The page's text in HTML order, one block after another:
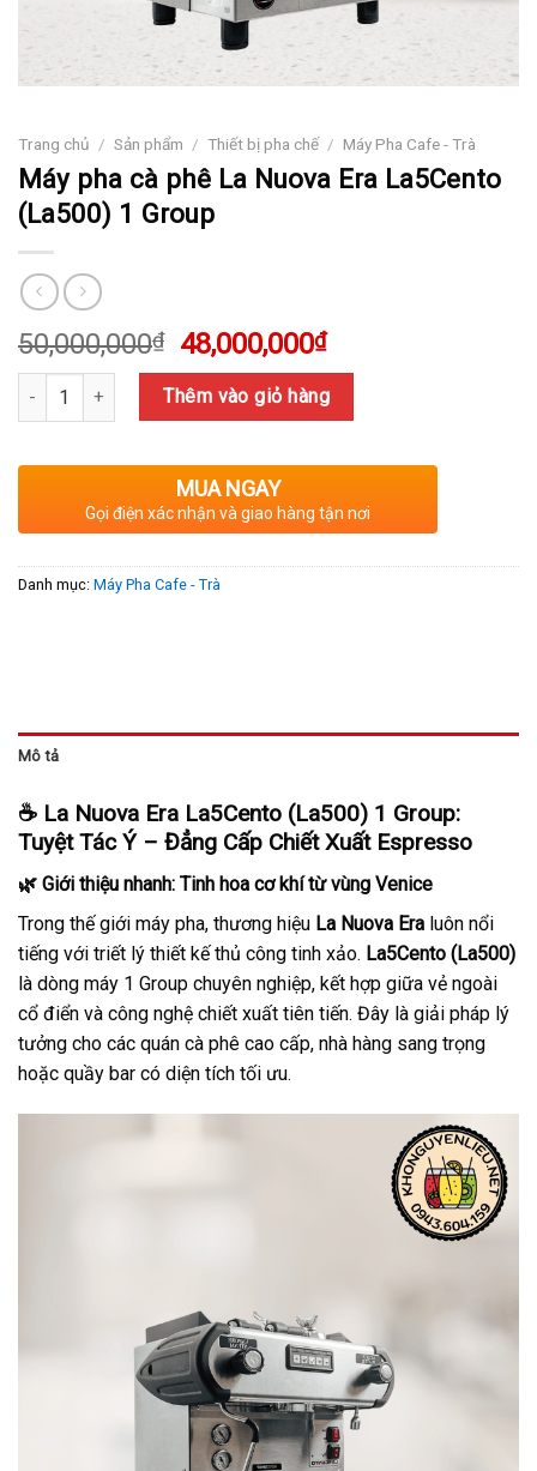
Trang chủ / Sản phẩm / Thiết bị pha chế / Máy Pha Cafe - Trà
Máy pha cà phê La Nuova Era La5Cento
(La500) 1 Group
50,000,000₫
Giá
gốc
là:
50,000,000₫.
48,000,000₫Giá
hiện
tại
là:
48,000,000₫.
Số lượng Thêm vào giỏ hàng
MUA NGAY
Gọi điện xác nhận và giao hàng tận nơi
Danh mục: Máy Pha Cafe - Trà
Mô tả
☕ La Nuova Era La5Cento (La500) 1 Group:
Tuyệt Tác Ý – Đẳng Cấp Chiết Xuất Espresso
🌿 Giới thiệu nhanh: Tinh hoa cơ khí từ vùng Venice
Trong thế giới máy pha, thương hiệu La Nuova Era luôn nổi
tiếng với triết lý thiết kế thủ công tinh xảo. La5Cento (La500)
là dòng máy 1 Group chuyên nghiệp, kết hợp giữa vẻ ngoài
cổ điển và công nghệ chiết xuất tiên tiến. Đây là giải pháp lý
tưởng cho các quán cà phê cao cấp, nhà hàng sang trọng
hoặc quầy bar có diện tích tối ưu.